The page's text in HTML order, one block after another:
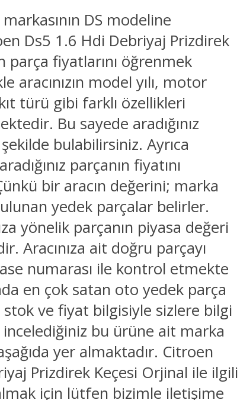
DS modeline
Ds5 1.6 Hdi Debriyaj Prizdirek
parça fiyatlarını öğrenmek
aracınızın model yılı, motor
türü gibi farklı özellikleri
Bu sayede aradığınız
bulabilirsiniz. Ayrıca
parçanın fiyatını
bir aracın değerini; marka
yedek parçalar belirler.
yönelik parçanın piyasa değeri
Aracınıza ait doğru parçayı
numarası ile kontrol etmekte
en çok satan oto yedek parça
ve fiyat bilgisiyle sizlere bilgi
incelediğiniz bu ürüne ait marka
yer almaktadır. Citroen
Prizdirek Keçesi Orjinal ile ilgili
için lütfen bizimle iletişime